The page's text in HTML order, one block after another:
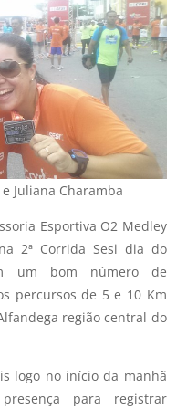
Juliana Charamba
Esportiva O2 Medley
2ª Corrida Sesi dia do
um bom número de
percursos de 5 e 10 Km
região central do
logo no início da manhã
para registrar